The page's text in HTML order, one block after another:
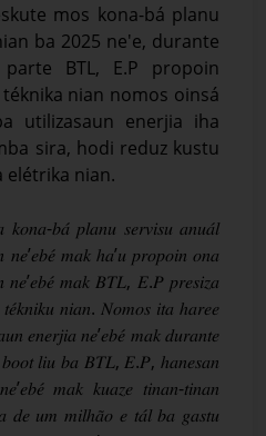
mos kona-bá planu
ba 2025 ne'e, durante
BTL, E.P propoin
nian nomos oinsá
utilizasaun enerjia iha
sira, hodi reduz kustu
elétrika nian.
𝑘𝑜𝑛𝑎-𝑏𝑎́ 𝑝𝑙𝑎𝑛𝑢 𝑠𝑒𝑟𝑣𝑖𝑠𝑢 𝑎𝑛𝑢𝑎́𝑙
𝑚𝑎𝑘 ℎ𝑎’𝑢 𝑝𝑟𝑜𝑝𝑜𝑖𝑛 𝑜𝑛𝑎
𝑛𝑒’𝑒𝑏𝑒́ 𝑚𝑎𝑘 𝐵𝑇𝐿, 𝐸.𝑃 𝑝𝑟𝑒𝑠𝑖𝑧𝑎
𝑛𝑖𝑎𝑛. 𝑁𝑜𝑚𝑜𝑠 𝑖𝑡𝑎 ℎ𝑎𝑟𝑒𝑒
𝑒𝑛𝑒𝑟𝑗𝑖𝑎 𝑛𝑒’𝑒𝑏𝑒́ 𝑚𝑎𝑘 𝑑𝑢𝑟𝑎𝑛𝑡𝑒
𝑏𝑜𝑜𝑡 𝑙𝑖𝑢 𝑏𝑎 𝐵𝑇𝐿, 𝐸.𝑃, ℎ𝑎𝑛𝑒𝑠𝑎𝑛
𝑚𝑎𝑘 𝑘𝑢𝑎𝑧𝑒 𝑡𝑖𝑛𝑎𝑛-𝑡𝑖𝑛𝑎𝑛
𝑑𝑒 𝑢𝑚 𝑚𝑖𝑙ℎ𝑎̃𝑜 𝑒 𝑡𝑎́𝑙 𝑏𝑎 𝑔𝑎𝑠𝑡𝑢